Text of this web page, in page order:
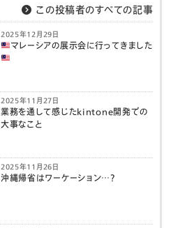
この投稿者のすべての記事
2025年12月29日
マレーシアの展示会に行ってきました
2025年11月27日
業務を通して感じたkintone開発での
大事なこと
2025年11月26日
沖縄帰省はワーケーション…？